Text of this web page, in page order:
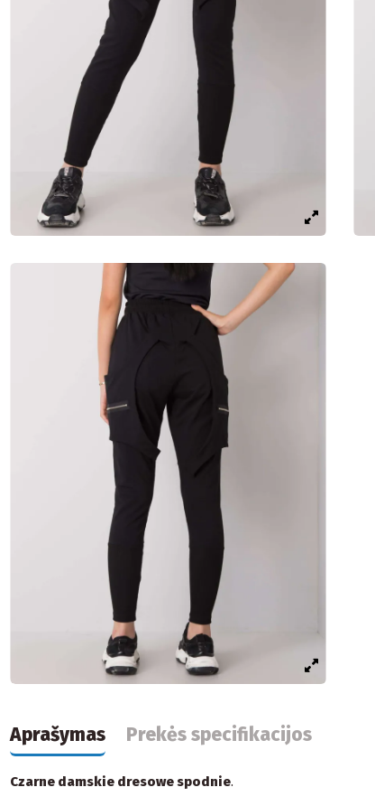
Aprašymas Prekės specifikacijos
Czarne damskie dresowe spodnie.